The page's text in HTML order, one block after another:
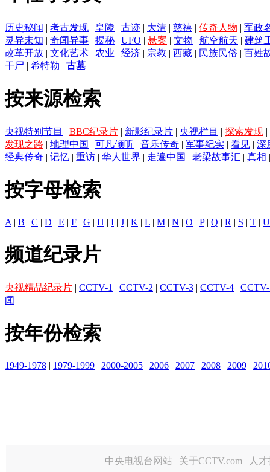
历史秘闻 | 考古发现 | 皇陵 | 古迹 | 大清 | 慈禧 | 传奇人物 | 军政
灵异未知 | 奇闻异事 | 揭秘 | UFO | 悬案 | 文物 | 航空航天 | 建筑
改革开放 | 文化艺术 | 农业 | 经济 | 宗教 | 西藏 | 民族民俗 | 百姓
干尸 | 希特勒 | 古墓
按来源检索
央视特别节目 | BBC纪录片 | 新影纪录片 | 央视栏目 | 探索发现 |
发现之路 | 地理中国 | 可凡倾听 | 音乐传奇 | 军事纪实 | 看见 | 深
经典传奇 | 记忆 | 重访 | 华人世界 | 走遍中国 | 老梁故事汇 | 真相
按字母检索
A | B | C | D | E | F | G | H | I | J | K | L | M | N | O | P| Q | R | S | T | U
频道纪录片
央视精品纪录片 | CCTV-1 | CCTV-2 | CCTV-3 | CCTV-4 |
闻
按年份检索
1949-1978 | 1979-1999 | 2000-2005 | 2006 | 2007 | 2008 | 2009 |
中央电视台网站 | 关于CCTV.com | 人